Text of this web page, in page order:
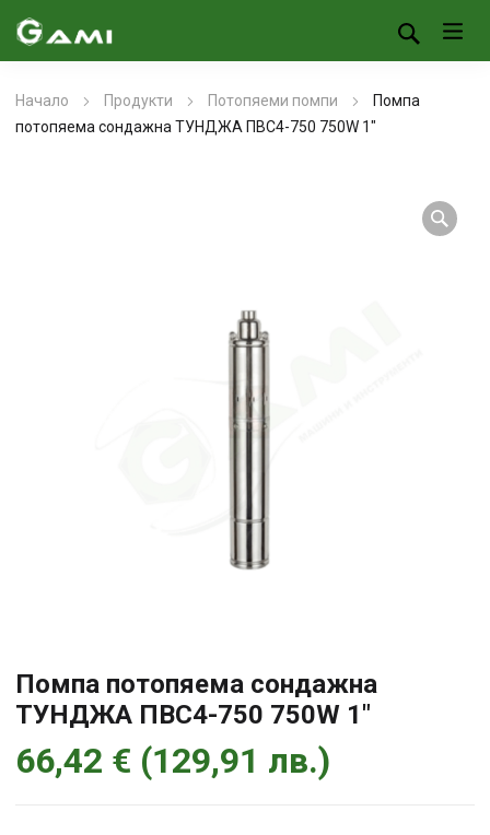
Начало Продукти Потопяеми помпи
Помпа
потопяема сондажна ТУНДЖА ПВС4-750 750W 1″
Помпа потопяема сондажна
ТУНДЖА ПВС4-750 750W 1″
66,42 € (129,91 лв.)